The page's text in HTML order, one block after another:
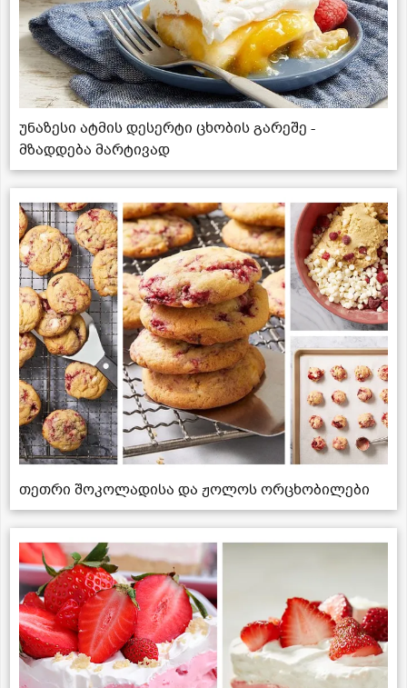
უნაზესი ატმის დესერტი ცხობის გარეშე -
მზადდება მარტივად
თეთრი შოკოლადისა და ჟოლოს ორცხობილები